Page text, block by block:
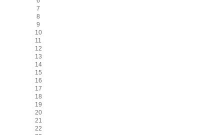
7
8
9
10
11
12
13
14
15
16
17
18
19
20
21
22